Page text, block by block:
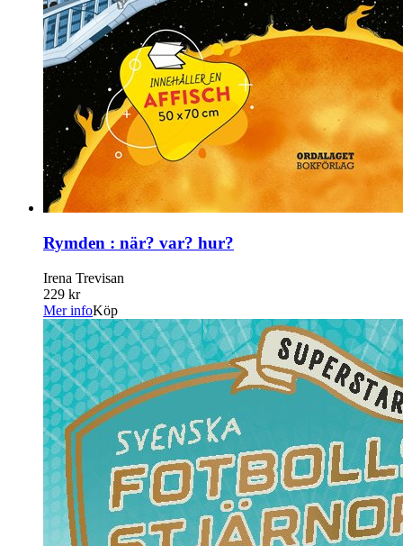
Rymden : när? var? hur?
Irena Trevisan
229 kr
Mer infoKöp